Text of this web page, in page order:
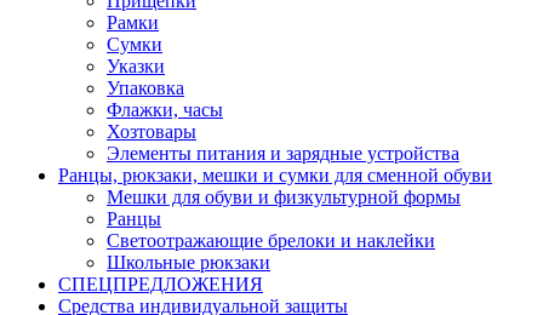
Рамки
Сумки
Указки
Упаковка
Флажки, часы
Хозтовары
Элементы питания и зарядные устройства
Ранцы, рюкзаки, мешки и сумки для сменной обуви
Мешки для обуви и физкультурной формы
Ранцы
Светоотражающие брелоки и наклейки
Школьные рюкзаки
СПЕЦПРЕДЛОЖЕНИЯ
Средства индивидуальной защиты